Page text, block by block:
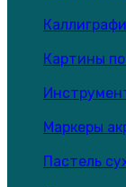
Картины
Маркеры
Пастель